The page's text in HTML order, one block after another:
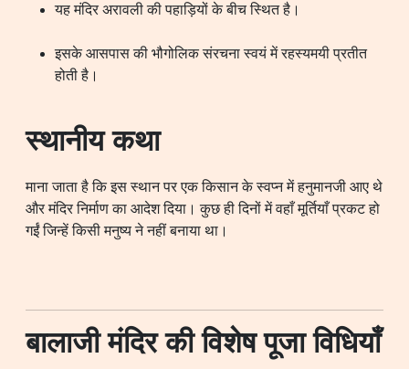
यह मंदिर अरावली की पहाड़ियों के बीच स्थित है।
इसके आसपास की भौगोलिक संरचना स्वयं में रहस्यमयी प्रतीत
होती है।
स्थानीय कथा
माना जाता है कि इस स्थान पर एक किसान के स्वप्न में हनुमानजी आए थे
और मंदिर निर्माण का आदेश दिया। कुछ ही दिनों में वहाँ मूर्तियाँ प्रकट हो
गईं जिन्हें किसी मनुष्य ने नहीं बनाया था।
बालाजी मंदिर की विशेष पूजा विधियाँ